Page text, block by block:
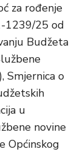
za rođenje
1239/25 od
Budžeta
Smjernica o
u
novine
Općinskog